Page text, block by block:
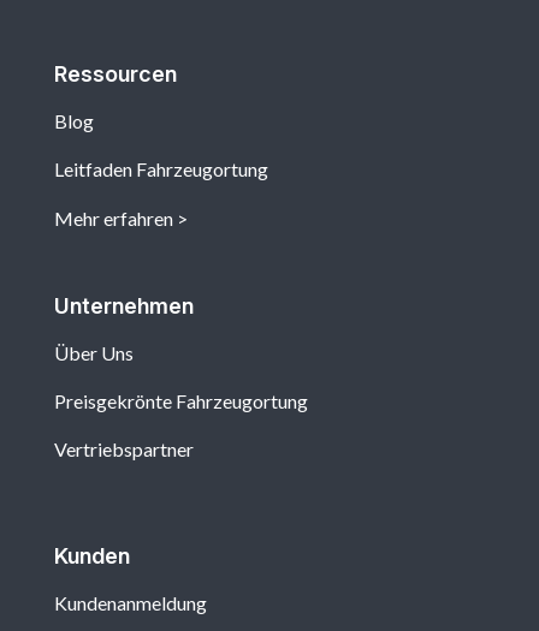
Ressourcen
Blog
Leitfaden Fahrzeugortung
Mehr erfahren
Unternehmen
Über Uns
Preisgekrönte Fahrzeugortung
Vertriebspartner
Kunden
Kundenanmeldung